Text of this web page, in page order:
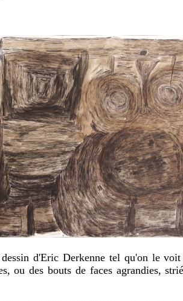
d'Eric Derkenne tel qu'on le
ou des bouts de faces agrandies,